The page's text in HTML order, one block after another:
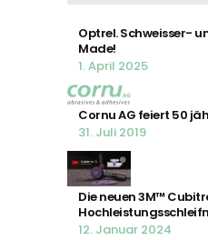
Optrel. Schweisser-
Made!
1. April 2025
Cornu AG feiert 50
31. Juli 2019
Die neuen 3M™
12. Januar 2024